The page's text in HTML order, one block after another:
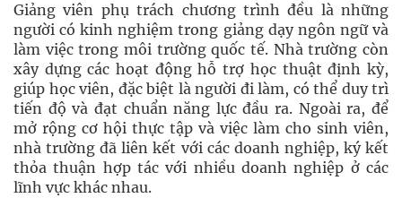
Giảng viên phụ trách chương trình đều là những
người có kinh nghiệm trong giảng dạy ngôn ngữ và
làm việc trong môi trường quốc tế. Nhà trường còn
xây dựng các hoạt động hỗ trợ học thuật định kỳ,
giúp học viên, đặc biệt là người đi làm, có thể duy trì
tiến độ và đạt chuẩn năng lực đầu ra. Ngoài ra, để
mở rộng cơ hội thực tập và việc làm cho sinh viên,
nhà trường đã liên kết với các doanh nghiệp, ký kết
thỏa thuận hợp tác với nhiều doanh nghiệp ở các
lĩnh vực khác nhau.